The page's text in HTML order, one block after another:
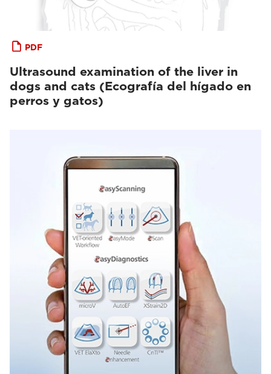
PDF
Ultrasound examination of the liver in
dogs and cats (Ecografía del hígado en
perros y gatos)